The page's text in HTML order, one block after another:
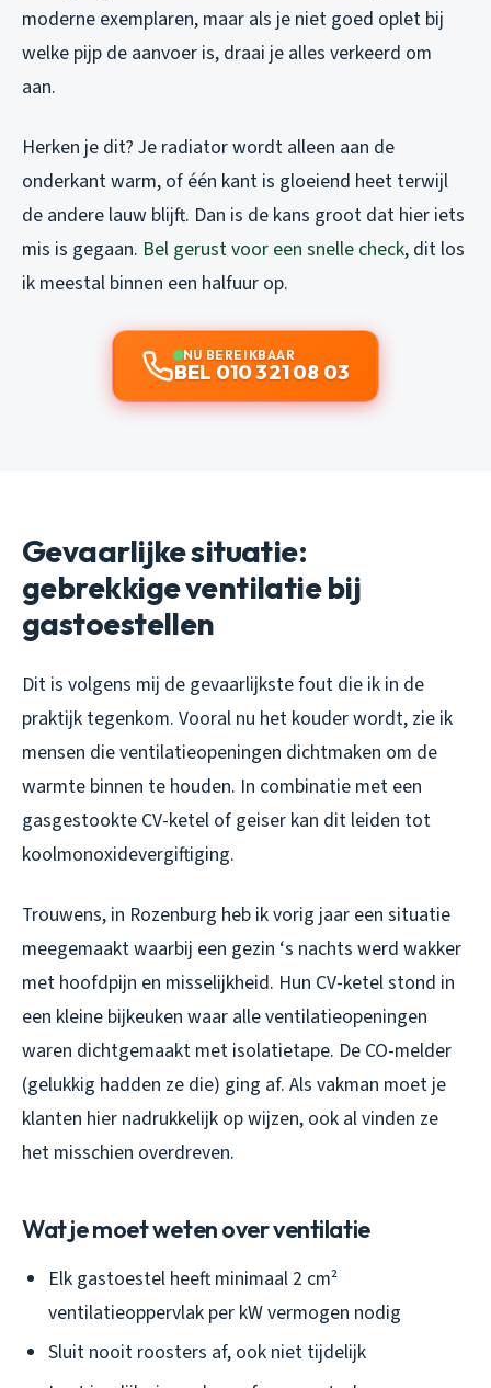
moderne exemplaren, maar als je niet goed oplet bij
welke pijp de aanvoer is, draai je alles verkeerd om
aan.
Herken je dit? Je radiator wordt alleen aan de
onderkant warm, of één kant is gloeiend heet terwijl
de andere lauw blijft. Dan is de kans groot dat hier iets
mis is gegaan. Bel gerust voor een snelle check, dit los
ik meestal binnen een halfuur op.
NU BEREIKBAAR
BEL 010 321 08 03
Gevaarlijke situatie:
gebrekkige ventilatie bij
gastoestellen
Dit is volgens mij de gevaarlijkste fout die ik in de
praktijk tegenkom. Vooral nu het kouder wordt, zie ik
mensen die ventilatieopeningen dichtmaken om de
warmte binnen te houden. In combinatie met een
gasgestookte CV-ketel of geiser kan dit leiden tot
koolmonoxidevergiftiging.
Trouwens, in Rozenburg heb ik vorig jaar een situatie
meegemaakt waarbij een gezin ‘s nachts werd wakker
met hoofdpijn en misselijkheid. Hun CV-ketel stond in
een kleine bijkeuken waar alle ventilatieopeningen
waren dichtgemaakt met isolatietape. De CO-melder
(gelukkig hadden ze die) ging af. Als vakman moet je
klanten hier nadrukkelijk op wijzen, ook al vinden ze
het misschien overdreven.
Wat je moet weten over ventilatie
Elk gastoestel heeft minimaal 2 cm²
ventilatieoppervlak per kW vermogen nodig
Sluit nooit roosters af, ook niet tijdelijk